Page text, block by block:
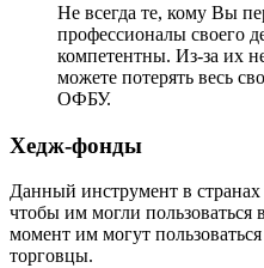
Не всегда те, кому Вы
профессионалы своего
компетентны. Из-за их
можете потерять весь
ОФБУ.
Хедж-фонды
Данный инструмент в
чтобы им могли пользоваться
момент им могут
торговцы.